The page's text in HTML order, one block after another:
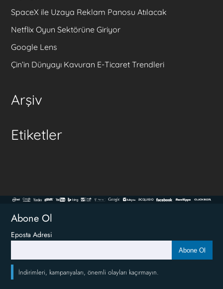
SpaceX ile Uzaya Reklam Panosu Atılacak
Netflix Oyun Sektörüne Giriyor
Google Lens
Çin’in Dünyayı Kavuran E-Ticaret Trendleri
Arşiv
Etiketler
Abone Ol
Eposta Adresi
Abone Ol
İndirimleri, kampanyaları, önemli olayları kaçırmayın.